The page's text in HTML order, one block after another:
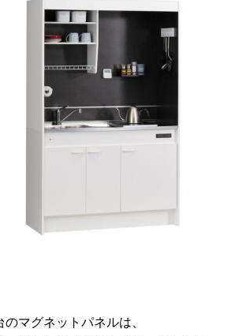
のマグネットパネルは、